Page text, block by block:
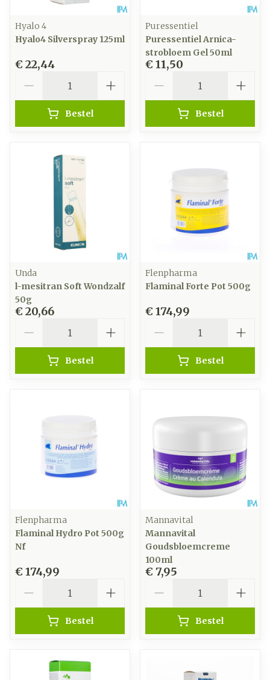
Hyalo 4
Hyalo4 Silverspray 125ml
€ 22,44
Bestel
Puressentiel
Puressentiel Arnica-
strobloem Gel 50ml
€ 11,50
Bestel
Unda
l-mesitran Soft Wondzalf
50g
€ 20,66
Bestel
Flenpharma
Flaminal Forte Pot 500g
€ 174,99
Bestel
Flenpharma
Flaminal Hydro Pot 500g
Nf
€ 174,99
Bestel
Mannavital
Mannavital
Goudsbloemcreme
100ml
€ 7,95
Bestel